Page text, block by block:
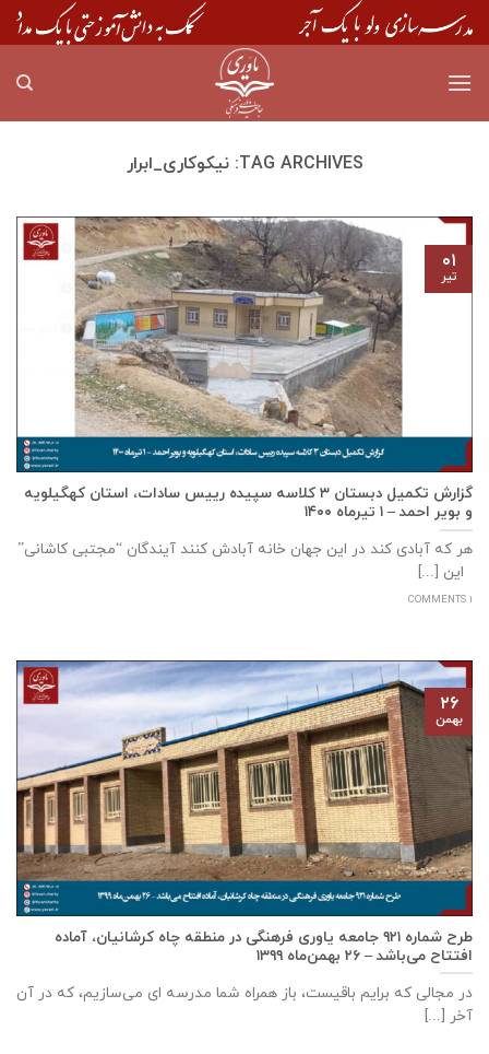
Skip
to
TAG ARCHIVES: نیکوکاری_ابرار
گزارش تکمیل دبستان ۳ کلاسه سپيده رييس سادات، استان كهگيلويه
و بوير احمد – ۱ تیرماه ۱۴۰۰
هر که آبادی کند در این جهان خانه آبادش کنند آیندگان “مجتبی کاشانی”
این [...]
1 COMMENTS
۰۱
تیر
طرح شماره ۹۲۱ جامعه ياوری فرهنگی در منطقه چاه کرشانیان، آماده
افتتاح می‌باشد – ۲۶ بهمن‌ماه ۱۳۹۹
در مجالی که برایم باقیست، باز همراه شما مدرسه ای می‌سازیم، که در آن
آخر [...]
۲۶
بهمن